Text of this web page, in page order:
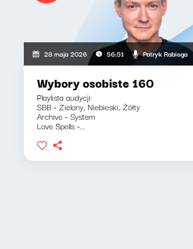
28 maja 2026 56:51 Patryk Rabiega
Wybory osobiste 160
Playlista audycji:
SBB - Zielony, Niebieski, Żółty
Archive - System
Love Spells -...